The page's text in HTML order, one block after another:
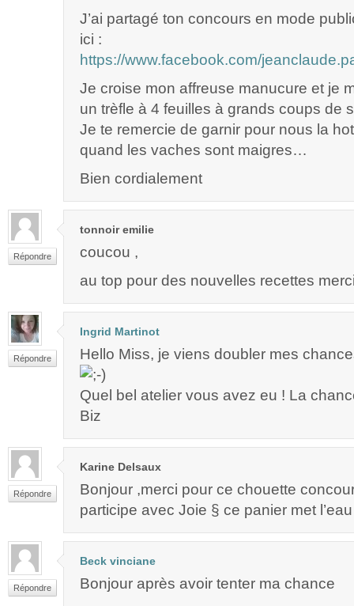
J’ai partagé ton concours en mode
ici :
https://www.facebook.com/
Je croise mon affreuse manucure et je
un trèfle à 4 feuilles à grands coups de
Je te remercie de garnir pour nous la
quand les vaches sont maigres…
Bien cordialement
Répondre
tonnoir emilie
coucou ,
au top pour des nouvelles recettes
Répondre
Ingrid Martinot
Hello Miss, je viens doubler mes
Quel bel atelier vous avez eu ! La
Biz
Répondre
Karine Delsaux
Bonjour ,merci pour ce chouette
participe avec Joie § ce panier met
Répondre
Beck vinciane
Bonjour après avoir tenter ma chance